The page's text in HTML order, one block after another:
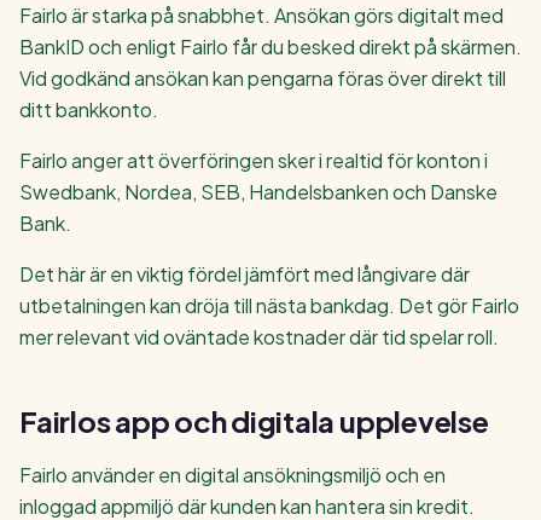
Fairlo är starka på snabbhet. Ansökan görs digitalt med
BankID och enligt Fairlo får du besked direkt på skärmen.
Vid godkänd ansökan kan pengarna föras över direkt till
ditt bankkonto.
Fairlo anger att överföringen sker i realtid för konton i
Swedbank, Nordea, SEB, Handelsbanken och Danske
Bank.
Det här är en viktig fördel jämfört med långivare där
utbetalningen kan dröja till nästa bankdag. Det gör Fairlo
mer relevant vid oväntade kostnader där tid spelar roll.
Fairlos app och digitala upplevelse
Fairlo använder en digital ansökningsmiljö och en
inloggad appmiljö där kunden kan hantera sin kredit.